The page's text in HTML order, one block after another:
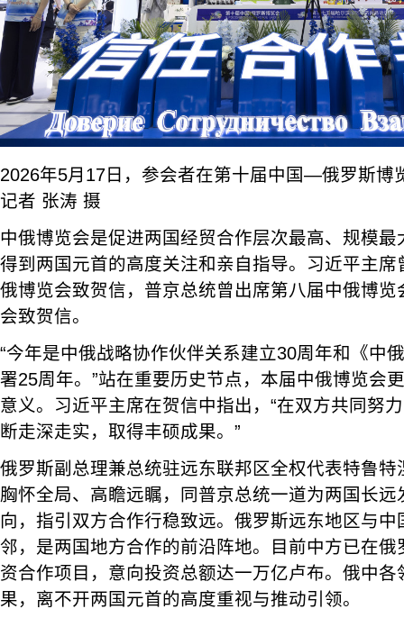
2026年5月17日，参会者在第十届中国—俄罗斯博
记者 张涛 摄
中俄博览会是促进两国经贸合作层次最高、规模
得到两国元首的高度关注和亲自指导。习近平主
俄博览会致贺信，普京总统曾出席第八届中俄博
会致贺信。
“今年是中俄战略协作伙伴关系建立30周年和《中
署25周年。”站在重要历史节点，本届中俄博览会
意义。习近平主席在贺信中指出，“在双方共同努
断走深走实，取得丰硕成果。”
俄罗斯副总理兼总统驻远东联邦区全权代表特鲁
胸怀全局、高瞻远瞩，同普京总统一道为两国长
向，指引双方合作行稳致远。俄罗斯远东地区与
邻，是两国地方合作的前沿阵地。目前中方已在
资合作项目，意向投资总额达一万亿卢布。俄中
果，离不开两国元首的高度重视与推动引领。